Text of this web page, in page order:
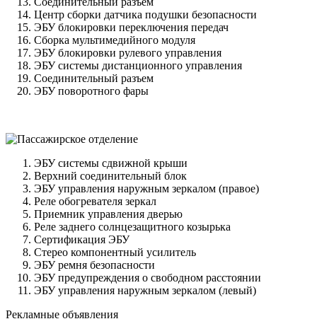
Центр сборки датчика подушки безопасности
ЭБУ блокировки переключения передач
Сборка мультимедийного модуля
ЭБУ блокировки рулевого управления
ЭБУ системы дистанционного управления
Соединительный разъем
ЭБУ поворотного фары
ЭБУ системы сдвижной крыши
Верхний соединительный блок
ЭБУ управления наружным зеркалом (правое)
Реле обогревателя зеркал
Приемник управления дверью
Реле заднего солнцезащитного козырька
Сертификация ЭБУ
Стерео компонентный усилитель
ЭБУ ремня безопасности
ЭБУ предупреждения о свободном расстоянии
ЭБУ управления наружным зеркалом (левый)
Рекламные объявления